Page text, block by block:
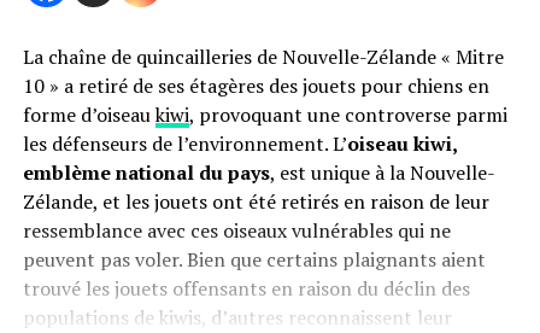
La chaîne de quincailleries de Nouvelle-Zélande « Mitre
10 » a retiré de ses étagères des jouets pour chiens en
forme d’oiseaukiwi, provoquant une controverse parmi
les défenseurs de l’environnement. L’oiseau kiwi,
emblème national du pays, est unique à la Nouvelle-
Zélande, et les jouets ont été retirés en raison de leur
ressemblance avec ces oiseaux vulnérables qui ne
peuvent pas voler. Bien que certains plaignants aient
trouvé les jouets offensants en raison du déclin des
populations de kiwis, d’autres reconnaissent leur